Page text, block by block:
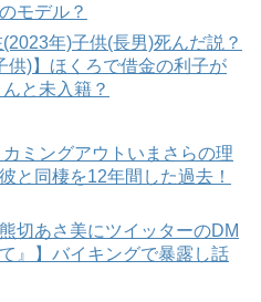
モデル？
(2023年)子供(長男)死んだ説？
供)】ほくろで借金の利子が
と未入籍？
カミングアウトいまさらの理
と同棲を12年間した過去！
切あさ美にツイッターのDM
』】バイキングで暴露し話